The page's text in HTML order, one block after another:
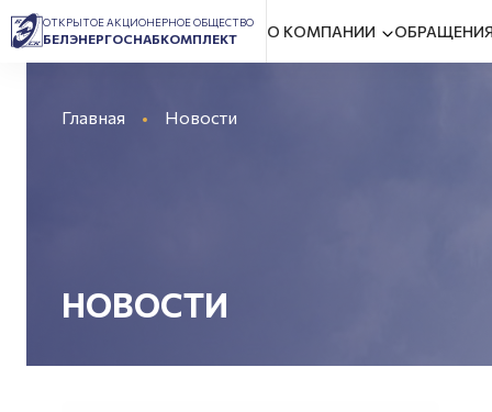
ОТКРЫТОЕ АКЦИОНЕРНОЕ ОБЩЕСТВО
БЕЛЭНЕРГОСНАБКОМПЛЕКТ О КОМПАНИИ
Главная Новости
НОВОСТИ